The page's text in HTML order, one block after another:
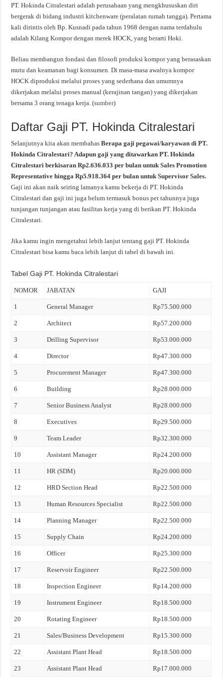
PT. Hokinda Citralestari adalah perusahaan yang mengkhususkan diri
bergerak di bidang industri kitchenware (peralatan rumah tangga). Pertama
kali dirintis oleh Bp. Kusnadi pada tahun 1968 dengan nama terdahulu
adalah Kilang Kompor dengan merek HOCK, yang berarti Hoki.
Beliau membangun fondasi dan filosofi produksi kompor yang berasaskan
mutu dan keamanan bagi konsumen. Di masa-masa awalnya kompor
HOCK diproduksi melalui proses yang sederhana dan umumnya
dikerjakan melalui proses manual (kerajinan tangan) yang dikerjakan
bersama 3 orang tenaga kerja. (sumber)
Daftar Gaji PT. Hokinda Citralestari
Selanjutnya kita akan membahasBerapa gaji pegawai/karyawan di PT.
Hokinda Citralestari? Adapun gaji yang ditawarkan PT. Hokinda
Citralestari berkisaran Rp2.636.033 per bulan untuk Sales Promotion
Representative hingga Rp5.918.364 per bulan untuk Supervisor Sales.
Gaji ini akan naik seiring lamanya kamu bekerja di PT. Hokinda
Citralestari dan gaji ini juga belum termasuk bonus per tahunnya juga
tunjangan tunjangan atau fasilitas kerja yang di berikan PT. Hokinda
Citralestari.
Jika kamu ingin mengetahui lebih lanjut tentang gaji PT. Hokinda
Citralestari bisa kamu baca lebih lanjut di tabel di bawah ini.
Tabel Gaji PT. Hokinda Citralestari
NOMOR JABATAN GAJI
1 General Manager Rp75.500.000
2 Architect Rp57.200.000
3 Drilling Supervisor Rp53.000.000
4 Director Rp47.300.000
5 Procurement Manager Rp47.300.000
6 Building Rp28.000.000
7 Senior Business Analyst Rp28.000.000
8 Executives Rp29.500.000
9 Team Leader Rp32.300.000
10 Assistant Manager Rp24.200.000
11 HR (SDM) Rp20.000.000
12 HRD Section Head Rp22.500.000
13 Human Resources Specialist Rp22.500.000
14 Planning Manager Rp22.500.000
15 Supply Chain Rp24.200.000
16 Officer Rp25.300.000
17 Reservoir Engineer Rp22.500.000
18 Inspection Engineer Rp14.200.000
19 Instrument Engineer Rp18.500.000
20 Rotating Engineer Rp18.500.000
21 Sales/Business Development Rp15.300.000
22 Assistant Plant Head Rp18.500.000
23 Assistant Plant Head Rp17.000.000